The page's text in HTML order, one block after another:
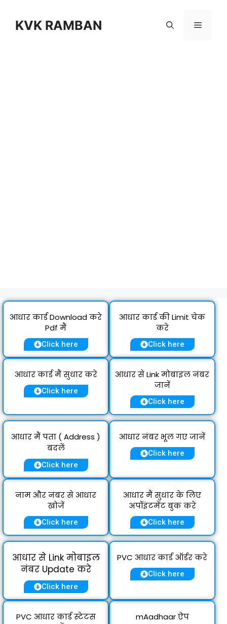
KVK RAMBAN
आधार कार्ड Download करे
Pdf मैं
Click here
आधार कार्ड की Limit चेक
करे
Click here
आधार कार्ड मैं सुधार करे
Click here
आधार से Link मोबाइल नंबर
जानें
Click here
आधार मैं पता ( Address )
बदलें
Click here
आधार नंबर भूल गए जानें
Click here
नाम और नंबर से आधार
खोजें
Click here
आधार मैं सुधार के लिए
अपॉइंटमेंट बुक करे
Click here
आधार से Link मोबाइल
नंबर Update करे
Click here
PVC आधार कार्ड ऑर्डर करे
Click here
PVC आधार कार्ड स्टेटस
mAadhaar ऐप